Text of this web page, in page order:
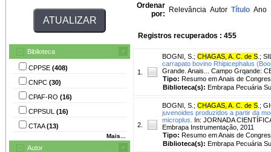
Biblioteca
CPPSE (408)
CNPC (30)
CPAF-RO (16)
CPPSUL (16)
CTAA(13)
Mais...
Autor
Ordenar
por: Relevância Autor Título Ano
Registros recuperados : 455
1.
BOGNI, S. ; CHAGAS, A. C. de S ;
carrapato bovino Rhipicephalus
Grande. Anais... Campo Grqande:
Tipo: Resumo em Anais de
Biblioteca(s): Embrapa Pecuária
2.
BOGNI, S. ; CHAGAS, A. C. de S ;
juvenoides produzidos a partir da
microplus.
In: JORNADA
Embrapa Instrumentação, 2011
Tipo: Resumo em Anais de
Biblioteca(s): Embrapa Pecuária